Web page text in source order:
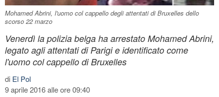
Mohamed Abrini, l'uomo col cappello degli attentati di Bruxelles dello
scorso 22 marzo
Venerdì la polizia belga ha arrestato Mohamed Abrini,
legato agli attentati di Parigi e identificato come
l'uomo col cappello di Bruxelles
di El Pol
9 aprile 2016 alle ore 09:40